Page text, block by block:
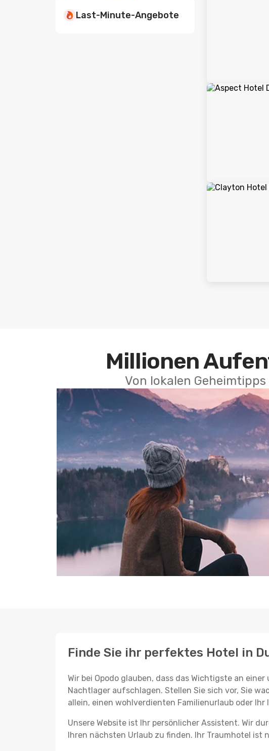
Last-Minute-Angebote
Millionen
Von lokalen
Finde Sie ihr perfektes Hotel in
Wir bei Opodo glauben, dass das Wichtigste an
Nachtlager aufschlagen. Stellen Sie sich vor, Sie
allein, einen wohlverdienten Familienurlaub oder
Unsere Website ist Ihr persönlicher Assistent. Wir
Ihren nächsten Urlaub zu finden. Ihr Traumhotel ist